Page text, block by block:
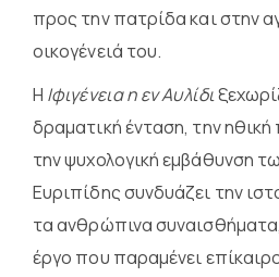
προς την πατρίδα και στην
οικογένειά του.
Η Ιφιγένεια η εν Αυλίδι
δραματική ένταση, την
την ψυχολογική εμβάθυνση
Ευριπίδης συνδυάζει την
τα ανθρώπινα
έργο που παραμένει